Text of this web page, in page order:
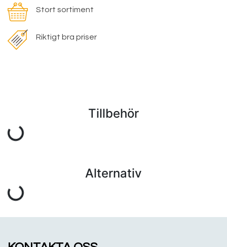
Stort sortiment
Riktigt bra priser
Tillbehör
Alternativ